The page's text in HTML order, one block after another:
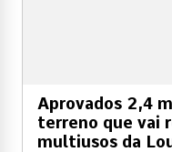
Aprovados 2,4
terreno que vai
multiusos da